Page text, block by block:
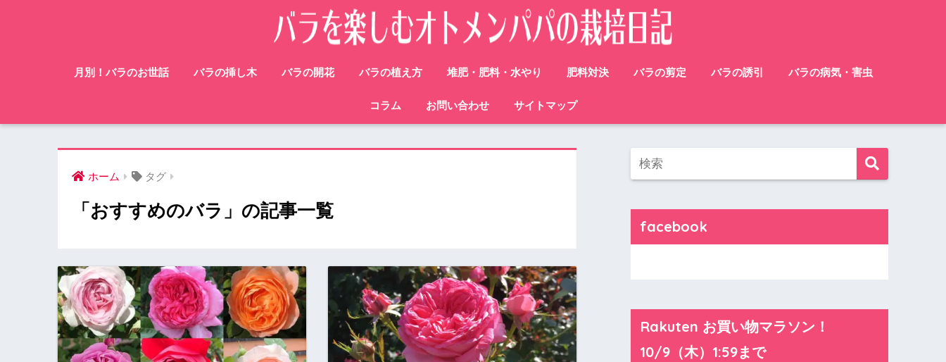
月別！バラのお世話 バラの挿し木 バラの開花 バラの植え方 堆肥・肥料・水やり 肥料対決 バラの剪定 バラの誘引 バラの病気・害虫
コラム お問い合わせ サイトマップ
ホーム タグ
「おすすめのバラ」の記事一覧
facebook
Rakuten お買い物マラソン！
10/9（木）1:59まで